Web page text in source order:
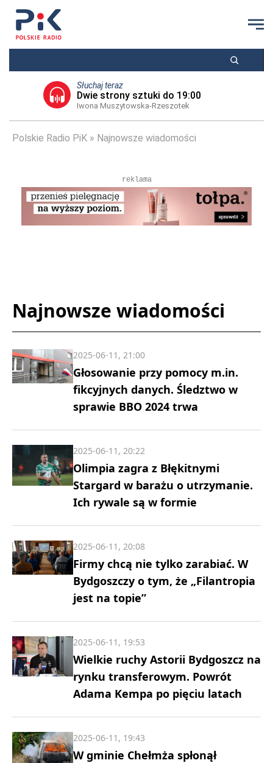
Słuchaj teraz
Dwie strony sztuki do 19:00
Iwona Muszytowska-Rzeszotek
Polskie Radio PiK Najnowsze wiadomości
reklama
Najnowsze wiadomości
Głosowanie przy pomocy m.in.
fikcyjnych danych. Śledztwo w
sprawie BBO 2024 trwa
2025-06-11, 21:00
Olimpia zagra z Błękitnymi
Stargard w barażu o utrzymanie.
Ich rywale są w formie
2025-06-11, 20:22
Firmy chcą nie tylko zarabiać. W
Bydgoszczy o tym, że „Filantropia
jest na topie”
2025-06-11, 20:08
Wielkie ruchy Astorii Bydgoszcz na
rynku transferowym. Powrót
Adama Kempa po pięciu latach
2025-06-11, 19:53
W gminie Chełmża spłonął
2025-06-11, 19:43